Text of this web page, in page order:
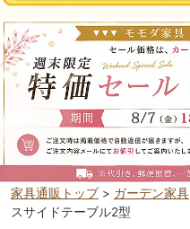
家具通販トップ> ガーデン家具
スサイドテーブル2型